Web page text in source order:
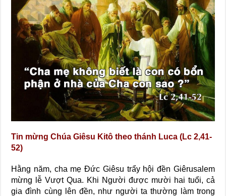
Tin mừng Chúa Giêsu Kitô theo thánh Luca (Lc 2,41-
52)
Hằng năm, cha mẹ Đức Giêsu trẩy hội đền Giêrusalem
mừng lễ Vượt Qua. Khi Người được mười hai tuổi, cả
gia đình cùng lên đền, như người ta thường làm trong